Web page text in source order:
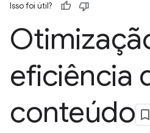
Isso foi útil?
eficiência
conteúdo